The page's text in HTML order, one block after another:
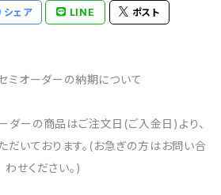
シェア LINE ポスト
ミオーダーの納期について
ダーの商品はご注文日(ご入金日)より、
いております。(お急ぎの方はお問い合
わせください。)